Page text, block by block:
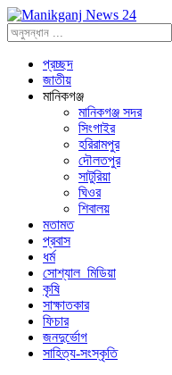
প্রচ্ছদ
জাতীয়
মানিকগঞ্জ
মানিকগঞ্জ সদর
সিংগাইর
হরিরামপুর
দৌলতপুর
সাটুরিয়া
ঘিওর
শিবালয়
মতামত
প্রবাস
ধর্ম
সোশ্যাল_মিডিয়া
কৃষি
সাক্ষাতকার
ফিচার
জনদুর্ভোগ
সাহিত্য-সংস্কৃতি